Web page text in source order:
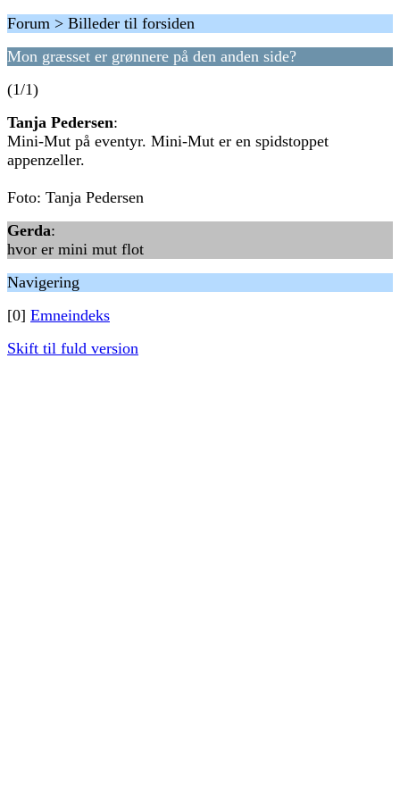
Forum > Billeder til forsiden
Mon græsset er grønnere på den anden side?
(1/1)
Tanja Pedersen:
Mini-Mut på eventyr. Mini-Mut er en spidstoppet
appenzeller.
Foto: Tanja Pedersen
Gerda:
hvor er mini mut flot
Navigering
[0] Emneindeks
Skift til fuld version